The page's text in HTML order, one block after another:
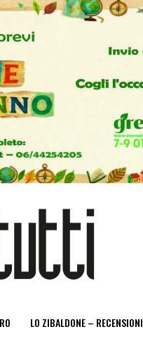
LO ZIBALDONE – RECENSIONI